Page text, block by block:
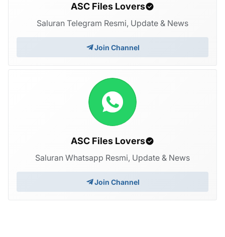
ASC Files Lovers
Saluran Telegram Resmi, Update & News
Join Channel
ASC Files Lovers
Saluran Whatsapp Resmi, Update & News
Join Channel